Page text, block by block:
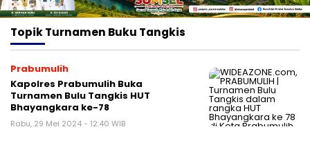
TopikTurnamen Buku Tangkis
Prabumulih
Kapolres Prabumulih Buka
Turnamen Bulu Tangkis HUT
Bhayangkara ke-78
Rabu, 29 Mei 2024 - 12:40 WIB